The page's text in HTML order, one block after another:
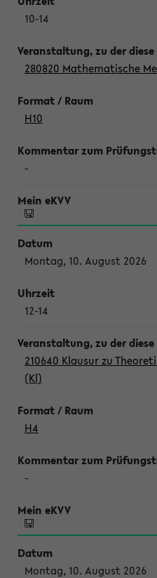
10-14
280820 Mathematische
H10
-
Montag, 10. August 2026
12-14
210640 Klausur zu
(Kl)
H4
-
Montag, 10. August 2026